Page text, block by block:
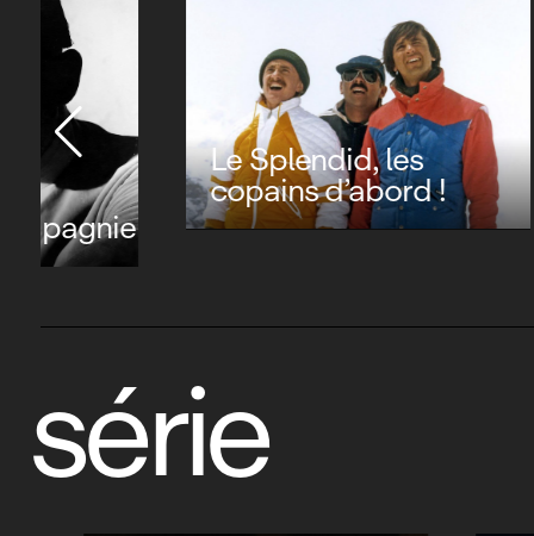
Abel Ferrara, la chair et
le sang face
série